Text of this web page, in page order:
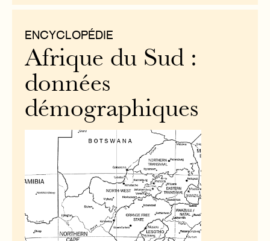
ENCYCLOPÉDIE
Afrique du Sud :
données
démographiques